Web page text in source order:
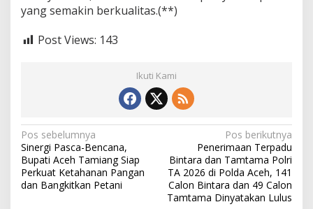
yang semakin berkualitas.(**)
Post Views: 143
Ikuti Kami
N
a
v
i
Pos sebelumnya
Sinergi Pasca-Bencana,
Bupati Aceh Tamiang Siap
Perkuat Ketahanan Pangan
dan Bangkitkan Petani
Pos berikutnya
Penerimaan Terpadu
Bintara dan Tamtama Polri
TA 2026 di Polda Aceh, 141
Calon Bintara dan 49 Calon
Tamtama Dinyatakan Lulus